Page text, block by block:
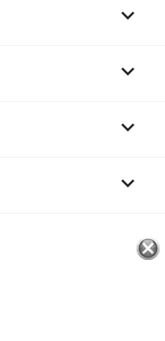



keyboard_arrow_down